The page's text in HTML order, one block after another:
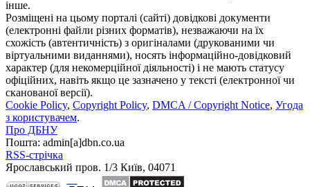
інше.
Розміщені на цьому порталі (сайті) довідкові документи
(електронні файли різних форматів), незважаючи на їх
схожість (автентичність) з оригіналами (друкованими чи
віртуальними виданнями), носять інформаційно-довідковий
характер (для некомерційної діяльності) і не мають статусу
офіційних, навіть якщо це зазначено у тексті (електронної чи
сканованої версії).
Cookie Policy, Copyright Policy, DMCA / Copyright Notice, Угода
з користувачем.
Про ДБНУ
Пошта: admin[а]dbn.co.ua
RSS-стрічка
Ярославський пров. 1/3 Київ, 04071